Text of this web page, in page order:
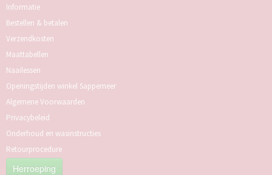
Informatie
Bestellen & betalen
Verzendkosten
Maattabellen
Naailessen
Openingstijden winkel Sappemeer
Algemene Voorwaarden
Privacybeleid
Onderhoud en wasinstructies
Retourprocedure
Herroeping